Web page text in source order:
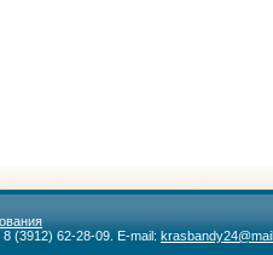
(3912) 62-28-09. E-mail: